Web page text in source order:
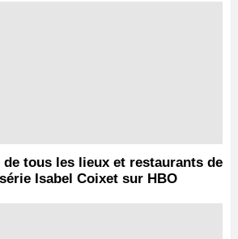
tous les lieux et restaurants de
Isabel Coixet sur HBO